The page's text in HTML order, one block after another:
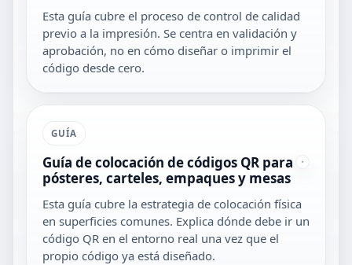
Esta guía cubre el proceso de control de calidad
previo a la impresión. Se centra en validación y
aprobación, no en cómo diseñar o imprimir el
código desde cero.
GUÍA
Guía de colocación de códigos QR para
pósteres, carteles, empaques y mesas
Esta guía cubre la estrategia de colocación física
en superficies comunes. Explica dónde debe ir un
código QR en el entorno real una vez que el
propio código ya está diseñado.